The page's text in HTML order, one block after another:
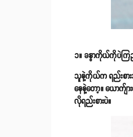
၁။ ခန္ဓာကိုယ်ကိုပဲ
သူနဲ့ကိုယ်က ရည်းစာ
နေနဲ့တော့။ ယောက်
လိုရည်းစားပဲ။